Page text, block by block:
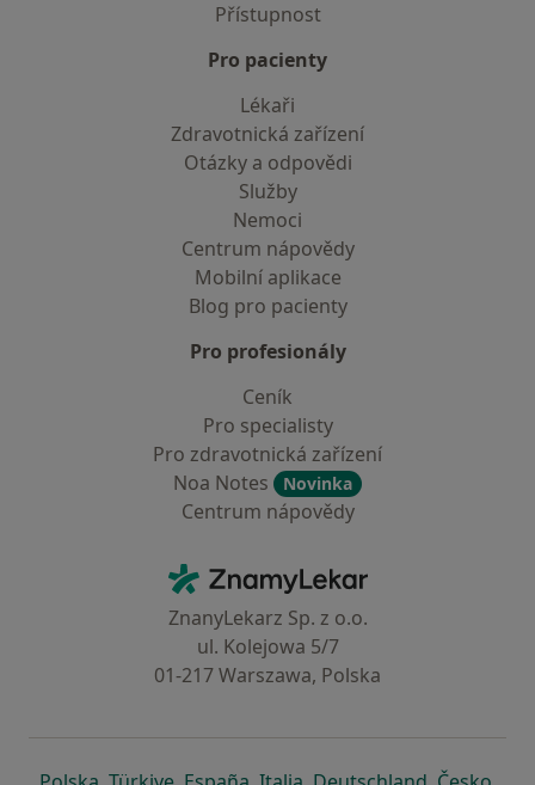
Přístupnost
Pro pacienty
Lékaři
Zdravotnická zařízení
Otázky a odpovědi
Služby
Nemoci
Centrum nápovědy
Mobilní aplikace
Blog pro pacienty
Pro profesionály
Ceník
Pro specialisty
Pro zdravotnická zařízení
Noa Notes
Novinka
Centrum nápovědy
ZnamyLekar - Hlavní stránka
ZnanyLekarz Sp. z o.o.
ul. Kolejowa 5/7
01-217 Warszawa, Polska